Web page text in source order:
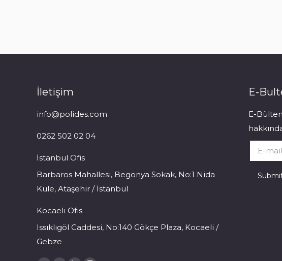
İletişim
info@polides.com
0262 502 02 04
İstanbul Ofis
Barbaros Mahallesi, Begonya Sokak, No:1 Nida
Kule, Ataşehir / İstanbul
Kocaeli Ofis
Issıklıgöl Caddesi, No:140 Gökçe Plaza, Kocaeli /
Gebze
E-
E-
E-mail *